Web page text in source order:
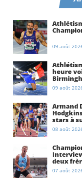
09 août
heure
09 août
Armand
stars à
à
08 août
deux
07 août